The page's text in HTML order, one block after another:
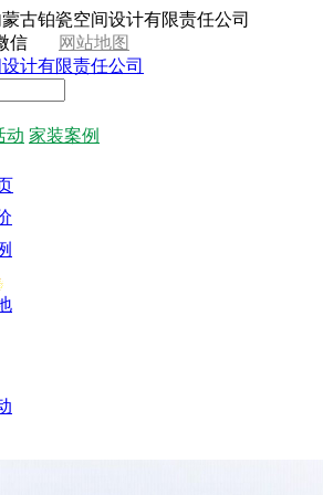
古铂瓷空间设计有限责任公司
信 网站地图
动 家装案例